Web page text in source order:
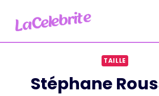
contenu
TAILLE
Stéphane